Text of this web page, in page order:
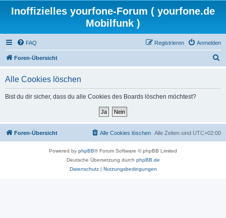
Inoffizielles yourfone-Forum ( yourfone.de
Mobilfunk )
FAQ Anmelden
Registrieren
Foren-Übersicht
Alle Cookies löschen
Bist du dir sicher, dass du alle Cookies des Boards löschen möchtest?
Foren-Übersicht Alle Zeiten sind UTC+02:00
Alle Cookies löschen
Powered by phpBB® Forum Software © phpBB Limited
Deutsche Übersetzung durch phpBB.de
Datenschutz| Nutzungsbedingungen